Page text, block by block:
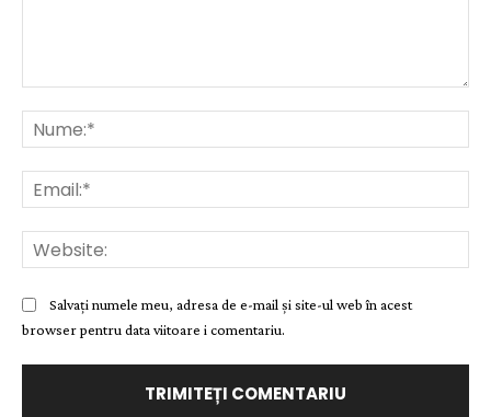
Salvați numele meu, adresa de e-mail și site-ul web în acest
browser pentru data viitoare i comentariu.